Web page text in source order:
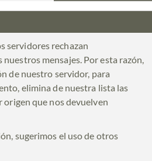
servidores rechazan
mensajes. Por esta razón,
de nuestro servidor, para
elimina de nuestra lista las
origen que nos devuelven
sugerimos el uso de otros